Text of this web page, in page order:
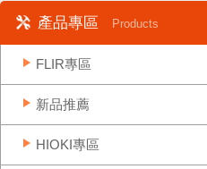
產品專區 Products
FLIR專區
新品推薦
HIOKI專區